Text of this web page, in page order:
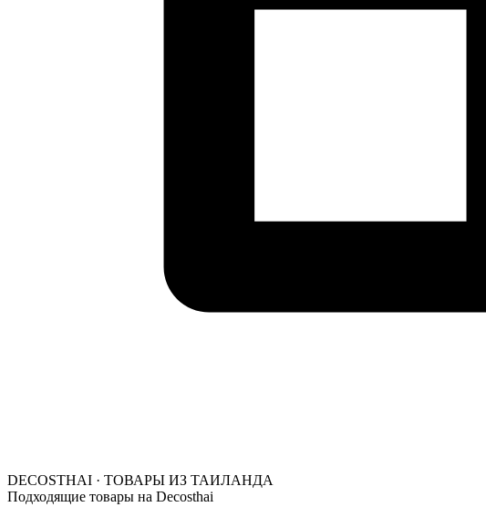
DECOSTHAI · ТОВАРЫ ИЗ ТАИЛАНДА
Подходящие товары на Decosthai